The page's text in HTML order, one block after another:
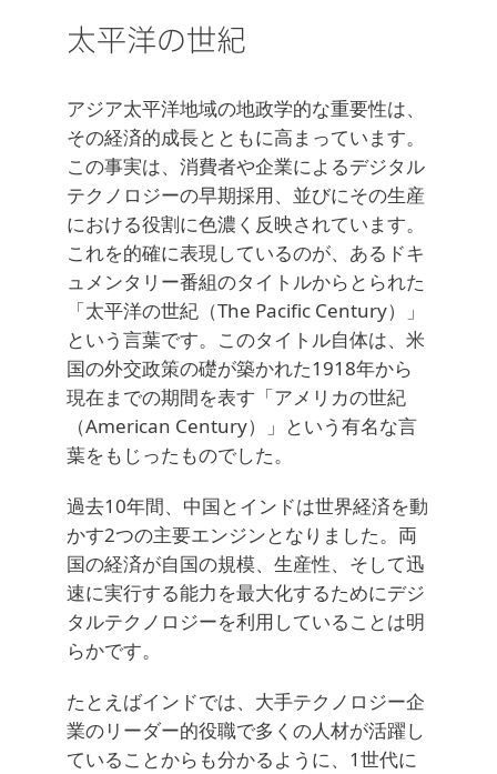
太平洋の世紀
アジア太平洋地域の地政学的な重要性は、
その経済的成長とともに高まっています。
この事実は、消費者や企業によるデジタル
テクノロジーの早期採用、並びにその生産
における役割に色濃く反映されています。
これを的確に表現しているのが、あるドキ
ュメンタリー番組のタイトルからとられた
「太平洋の世紀（The Pacific Century）」
という言葉です。このタイトル自体は、米
国の外交政策の礎が築かれた1918年から
現在までの期間を表す「アメリカの世紀
（American Century）」という有名な言
葉をもじったものでした。
過去10年間、中国とインドは世界経済を動
かす2つの主要エンジンとなりました。両
国の経済が自国の規模、生産性、そして迅
速に実行する能力を最大化するためにデジ
タルテクノロジーを利用していることは明
らかです。
たとえばインドでは、大手テクノロジー企
業のリーダー的役職で多くの人材が活躍し
ていることからも分かるように、1世代に